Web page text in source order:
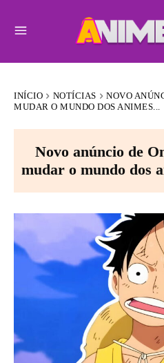
INÍCIO NOTÍCIAS
NOVO
MUDAR O MUNDO DOS ANIMES...
Novo anúncio de
mudar o mundo dos